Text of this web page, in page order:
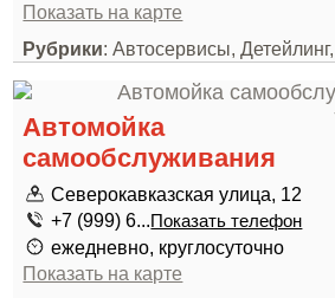
Показать на карте
Рубрики: Автосервисы,
Автомойка
самообслуживания
Северокавказская улица, 12
+7 (999) 6...Показать телефон
ежедневно, круглосуточно
Показать на карте